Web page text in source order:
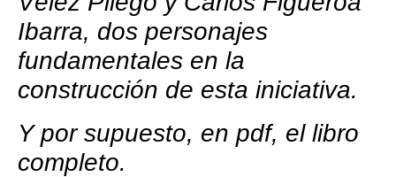
Ibarra, dos personajes
fundamentales en la
construcción de esta iniciativa.
Y por supuesto, en pdf, el libro
completo.